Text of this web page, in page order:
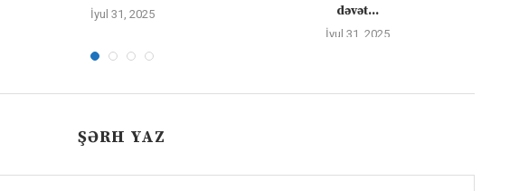
İyul 31, 2025
dəvət...
İyul 31, 2025
ŞƏRH YAZ